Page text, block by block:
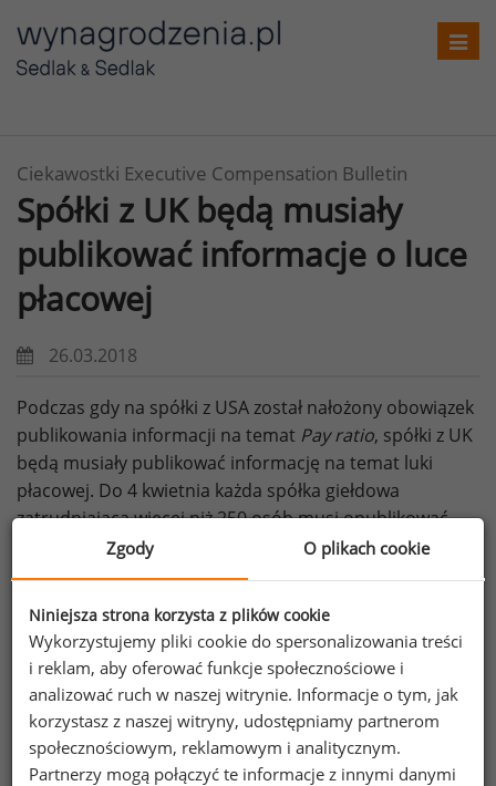
Ciekawostki Executive Compensation Bulletin
Spółki z UK będą musiały
publikować informacje o luce
płacowej
26.03.2018
Podczas gdy na spółki z USA został nałożony obowiązek
publikowania informacji na temat Pay ratio, spółki z UK
będą musiały publikować informację na temat luki
płacowej. Do 4 kwietnia każda spółka giełdowa
zatrudniająca więcej niż 250 osób musi opublikować
informację na temat przeciętnej różnicy w płacy
godzinowej kobiet i mężczyzn, przeciętnej różnicy
przysługuje wynagrodzenie zmienne. Więcej
na PayGovernance
źródło: Pay governance
Zobacz więcej ciekawostek
Zgody O plikach cookie
Niniejsza strona korzysta z plików cookie
Wykorzystujemy pliki cookie do spersonalizowania treści
i reklam, aby oferować funkcje społecznościowe i
analizować ruch w naszej witrynie. Informacje o tym, jak
korzystasz z naszej witryny, udostępniamy partnerom
społecznościowym, reklamowym i analitycznym.
Partnerzy mogą połączyć te informacje z innymi danymi